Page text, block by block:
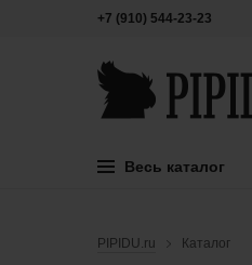
+7 (910) 544-23-23
Весь каталог
PIPIDU.ru Каталог